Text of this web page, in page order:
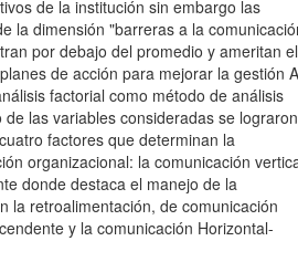
de la institución sin embargo las
la dimensión "barreras a la
por debajo del promedio y ameritan el
de acción para mejorar la gestión A
factorial como método de análisis
de las variables consideradas se lograron
factores que determinan la
organizacional: la comunicación
donde destaca el manejo de la
la retroalimentación, de comunicación
y la comunicación Horizontal-